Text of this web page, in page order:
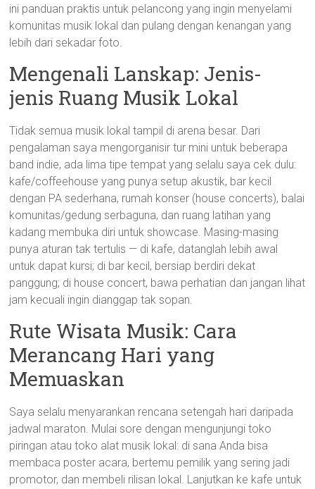
ini panduan praktis untuk pelancong yang ingin menyelami
komunitas musik lokal dan pulang dengan kenangan yang
lebih dari sekadar foto.
Mengenali Lanskap: Jenis-
jenis Ruang Musik Lokal
Tidak semua musik lokal tampil di arena besar. Dari
pengalaman saya mengorganisir tur mini untuk beberapa
band indie, ada lima tipe tempat yang selalu saya cek dulu:
kafe/coffeehouse yang punya setup akustik, bar kecil
dengan PA sederhana, rumah konser (house concerts), balai
komunitas/gedung serbaguna, dan ruang latihan yang
kadang membuka diri untuk showcase. Masing-masing
punya aturan tak tertulis — di kafe, datanglah lebih awal
untuk dapat kursi; di bar kecil, bersiap berdiri dekat
panggung; di house concert, bawa perhatian dan jangan lihat
jam kecuali ingin dianggap tak sopan.
Rute Wisata Musik: Cara
Merancang Hari yang
Memuaskan
Saya selalu menyarankan rencana setengah hari daripada
jadwal maraton. Mulai sore dengan mengunjungi toko
piringan atau toko alat musik lokal: di sana Anda bisa
membaca poster acara, bertemu pemilik yang sering jadi
promotor, dan membeli rilisan lokal. Lanjutkan ke kafe untuk